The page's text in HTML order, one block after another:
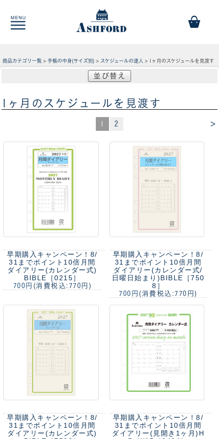
商品カテゴリ一覧 > 手帳の中身(サイズ別) > スケジュールの達人 > 1ヶ月のスケジュールを見渡す
並び替え
1ヶ月のスケジュールを見渡す
>
1 2
早期購入キャンペーン！8/
31までポイント10倍 月間
ダイアリー(カレンダー式)
BIBLE［0215］
700円 (消費税込:770円)
早期購入キャンペーン！8/
31までポイント10倍 月間
ダイアリー(カレンダー式/
日曜日始まり)BIBLE［750
8］
700円 (消費税込:770円)
早期購入キャンペーン！8/
31までポイント10倍 月間
ダイアリー(カレンダー式)
早期購入キャンペーン！8/
31までポイント10倍 月間
ダイアリー(見開き1ヶ月)H